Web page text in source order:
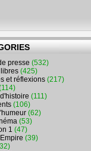
presse (532)
(425)
et réflexions (217)
(111)
(106)
(62)
(53)
1 (47)
(39)